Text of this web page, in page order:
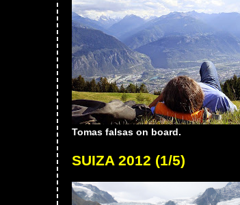
Tomas falsas on board.
SUIZA 2012 (1/5)